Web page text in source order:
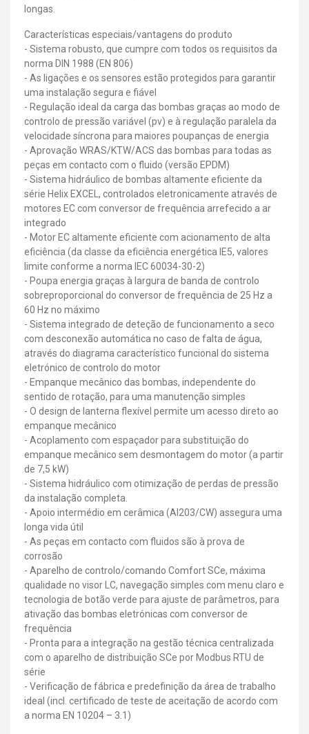
longas.
Características especiais/vantagens do produto
- Sistema robusto, que cumpre com todos os requisitos da
norma DIN 1988 (EN 806)
- As ligações e os sensores estão protegidos para garantir
uma instalação segura e fiável
- Regulação ideal da carga das bombas graças ao modo de
controlo de pressão variável (pv) e à regulação paralela da
velocidade síncrona para maiores poupanças de energia
- Aprovação WRAS/KTW/ACS das bombas para todas as
peças em contacto com o fluido (versão EPDM)
- Sistema hidráulico de bombas altamente eficiente da
série Helix EXCEL, controlados eletronicamente através de
motores EC com conversor de frequência arrefecido a ar
integrado
- Motor EC altamente eficiente com acionamento de alta
eficiência (da classe da eficiência energética IE5, valores
limite conforme a norma IEC 60034-30-2)
- Poupa energia graças à largura de banda de controlo
sobreproporcional do conversor de frequência de 25 Hz a
60 Hz no máximo
- Sistema integrado de deteção de funcionamento a seco
com desconexão automática no caso de falta de água,
através do diagrama característico funcional do sistema
eletrónico de controlo do motor
- Empanque mecânico das bombas, independente do
sentido de rotação, para uma manutenção simples
- O design de lanterna flexível permite um acesso direto ao
empanque mecânico
- Acoplamento com espaçador para substituição do
empanque mecânico sem desmontagem do motor (a partir
de 7,5 kW)
- Sistema hidráulico com otimização de perdas de pressão
da instalação completa.
- Apoio intermédio em cerâmica (Al203/CW) assegura uma
longa vida útil
- As peças em contacto com fluidos são à prova de
corrosão
- Aparelho de controlo/comando Comfort SCe, máxima
qualidade no visor LC, navegação simples com menu claro e
tecnologia de botão verde para ajuste de parâmetros, para
ativação das bombas eletrónicas com conversor de
frequência
- Pronta para a integração na gestão técnica centralizada
com o aparelho de distribuição SCe por Modbus RTU de
série
- Verificação de fábrica e predefinição da área de trabalho
ideal (incl. certificado de teste de aceitação de acordo com
a norma EN 10204 – 3.1)